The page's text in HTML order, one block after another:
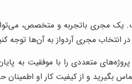
مجری باتجربه و متخصص،
انتخاب مجری آردواز به آن‌ها توجه
متعددی را با موفقیت به
بگیرید و از کیفیت کار او اطمینان